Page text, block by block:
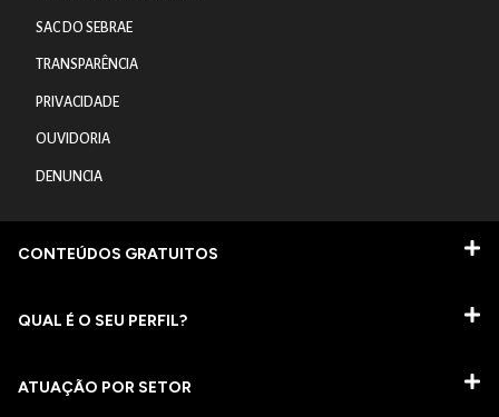
SAC DO SEBRAE
TRANSPARÊNCIA
PRIVACIDADE
OUVIDORIA
DENUNCIA
CONTEÚDOS GRATUITOS
QUAL É O SEU PERFIL?
ATUAÇÃO POR SETOR